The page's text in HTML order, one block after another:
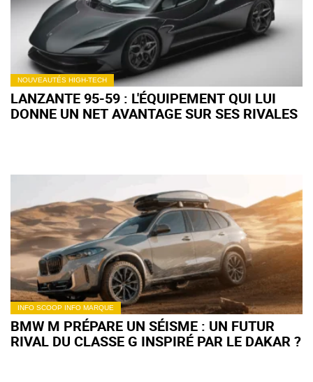
NOUVEAUTÉS HIGH-TECH
LANZANTE 95-59 : L'ÉQUIPEMENT QUI LUI
DONNE UN NET AVANTAGE SUR SES RIVALES
INFO SCOOP INFO MARQUE
BMW M PRÉPARE UN SÉISME : UN FUTUR
RIVAL DU CLASSE G INSPIRÉ PAR LE DAKAR ?